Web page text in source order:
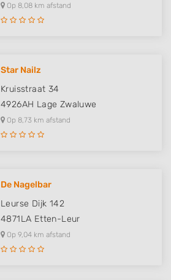
Op 8,08 km afstand
Star Nailz
Kruisstraat 34
4926AH Lage Zwaluwe
Op 8,73 km afstand
De Nagelbar
Leurse Dijk 142
4871LA Etten-Leur
Op 9,04 km afstand